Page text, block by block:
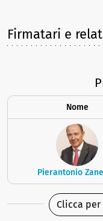
Firmatari e
Nome
Pierantonio
Clicca